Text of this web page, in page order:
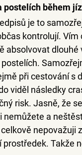
postelích během
je to
kontrolují.
absolvovat
při cestování s
viděl následky
risk. Jasně, že
nemůžete a
nepovažuji
prostředek. Takže